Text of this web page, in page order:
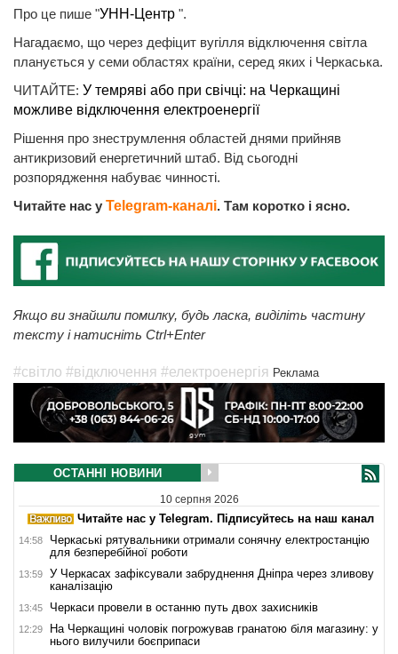
Про це пише "УНН-Центр ".
Нагадаємо, що через дефіцит вугілля відключення світла
планується у семи областях країни, серед яких і Черкаська.
ЧИТАЙТЕ: У темряві або при свічці: на Черкащині
можливе відключення електроенергії
Рішення про знеструмлення областей днями прийняв
антикризовий енергетичний штаб. Від сьогодні
розпорядження набуває чинності.
Читайте нас у Telegram-каналі. Там коротко і ясно.
Якщо ви знайшли помилку, будь ласка, виділіть частину
тексту і натисніть Ctrl+Enter
#світло #відключення #електроенергія Реклама
ОСТАННІ НОВИНИ
10 серпня 2026
Читайте нас у Telegram. Підписуйтесь на наш канал
14:58
Черкаські рятувальники отримали сонячну електростанцію
для безперебійної роботи
13:59
У Черкасах зафіксували забруднення Дніпра через зливову
каналізацію
13:45 Черкаси провели в останню путь двох захисників
12:29
На Черкащині чоловік погрожував гранатою біля магазину: у
нього вилучили боєприпаси